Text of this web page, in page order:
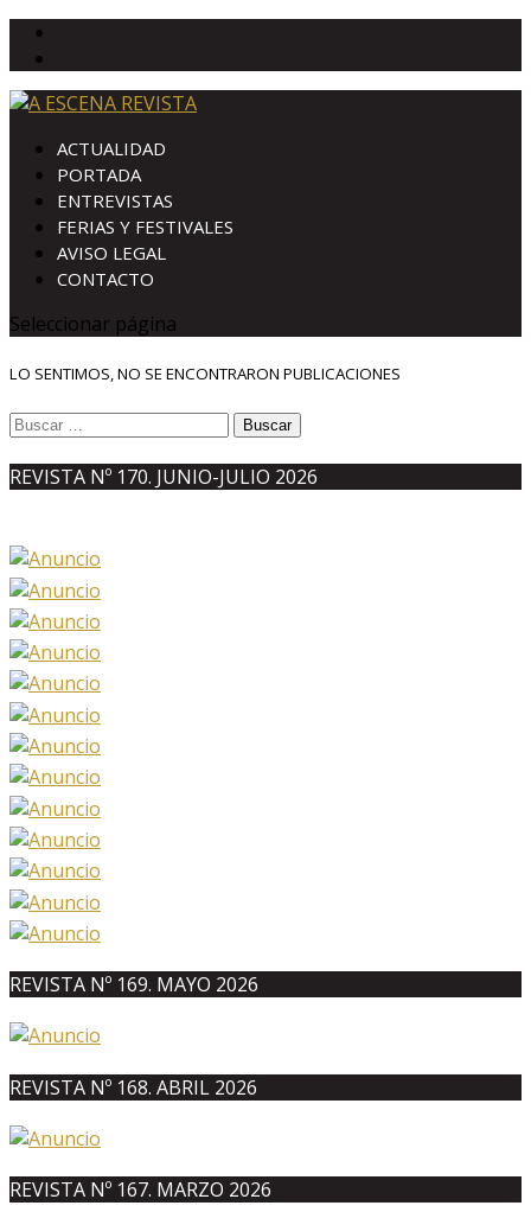
ACTUALIDAD
PORTADA
ENTREVISTAS
FERIAS Y FESTIVALES
AVISO LEGAL
CONTACTO
Seleccionar página
LO SENTIMOS, NO SE ENCONTRARON PUBLICACIONES
Buscar:
REVISTA Nº 170. JUNIO-JULIO 2026
REVISTA Nº 169. MAYO 2026
REVISTA Nº 168. ABRIL 2026
REVISTA Nº 167. MARZO 2026